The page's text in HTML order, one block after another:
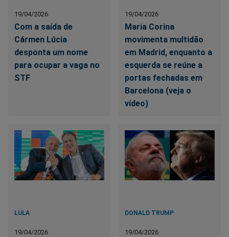
19/04/2026
Com a saída de
Cármen Lúcia
desponta um nome
para ocupar a vaga no
STF
19/04/2026
Maria Corina
movimenta multidão
em Madrid, enquanto a
esquerda se reúne a
portas fechadas em
Barcelona (veja o
vídeo)
LULA
19/04/2026
DONALD TRUMP
19/04/2026